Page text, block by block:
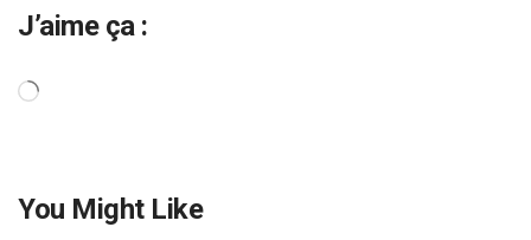
J’aime ça :
Chargement…
You Might Like